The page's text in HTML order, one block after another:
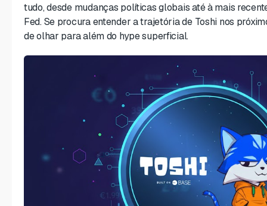
tudo, desde mudanças políticas globais até à mais
Fed. Se procura entender a trajetória de Toshi nos
de olhar para além do hype superficial.